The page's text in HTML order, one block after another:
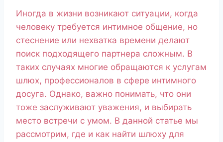
Иногда в жизни возникают ситуации, когда
человеку требуется интимное общение, но
стеснение или нехватка времени делают
поиск подходящего партнера сложным. В
таких случаях многие обращаются к услугам
шлюх, профессионалов в сфере интимного
досуга. Однако, важно понимать, что они
тоже заслуживают уважения, и выбирать
место встречи с умом. В данной статье мы
рассмотрим, где и как найти шлюху для